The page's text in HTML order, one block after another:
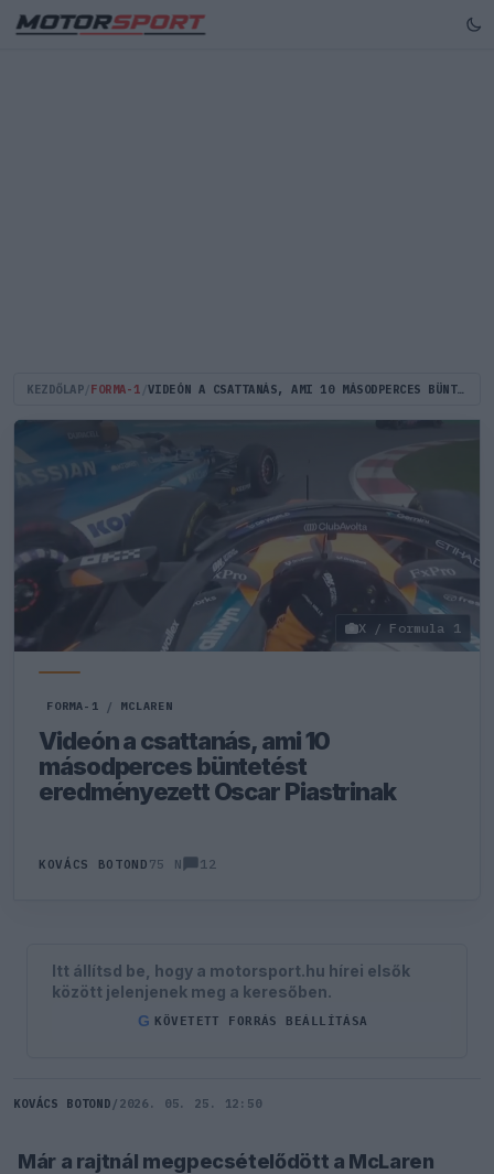
KEZDŐLAP FORMA-1 VIDEÓN A CSATTANÁS, AMI 10 MÁSODPERCES BÜNTETÉST EREDMÉNYEZETT OSCAR PIASTRINAK
X / Formula 1
FORMA-1 / MCLAREN
Videón a csattanás, ami 10
másodperces büntetést
eredményezett Oscar Piastrinak
KOVÁCS BOTOND 75 N 12
Itt állítsd be, hogy a motorsport.hu hírei elsők
között jelenjenek meg a keresőben.
G KÖVETETT FORRÁS BEÁLLÍTÁSA
KOVÁCS BOTOND / 2026. 05. 25. 12:50
Már a rajtnál megpecsételődött a McLaren